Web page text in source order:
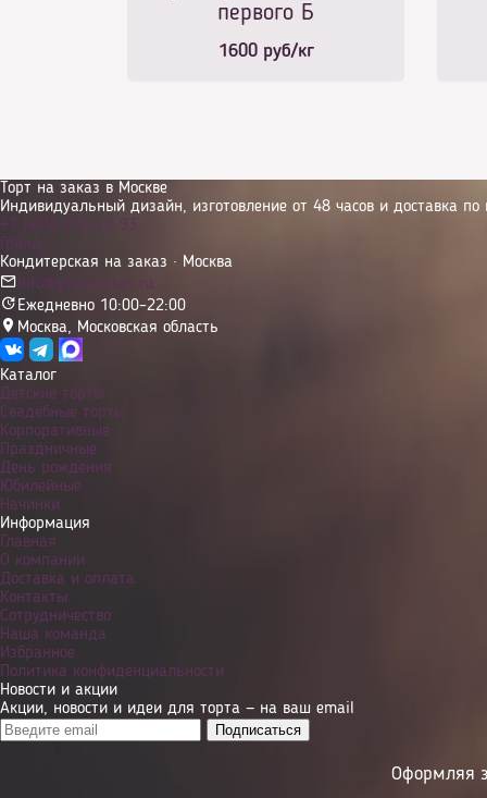
первого Б
1600руб/кг
Торт на заказ в Москве
Индивидуальный дизайн, изготовление от 48 часов и доставка по
+7 (499) 113-70-93
Гранд
Кондитерская на заказ · Москва
info@grandcakes.ru
Ежедневно 10:00–22:00
Москва, Московская область
Каталог
Детские торты
Свадебные торты
Корпоративные
Праздничные
День рождения
Юбилейные
Начинки
Информация
Главная
О компании
Доставка и оплата
Контакты
Сотрудничество
Наша команда
Избранное
Политика конфиденциальности
Новости и акции
Акции, новости и идеи для торта — на ваш email
Оформляя